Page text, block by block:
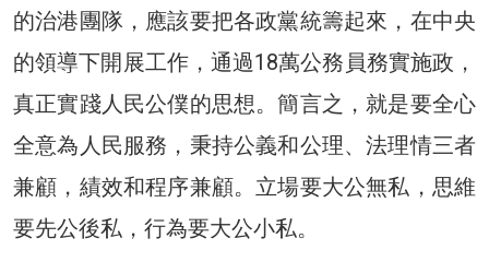
的治港團隊，應該要把各政黨統籌起來，在中央
的領導下開展工作，通過18萬公務員務實施政，
真正實踐人民公僕的思想。簡言之，就是要全心
全意為人民服務，秉持公義和公理、法理情三者
兼顧，績效和程序兼顧。立場要大公無私，思維
要先公後私，行為要大公小私。